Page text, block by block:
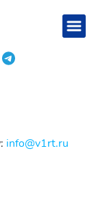
info@v1rt.ru